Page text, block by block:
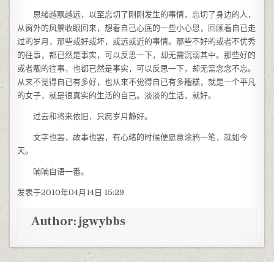
思绪越飘越远，以至忘切了刚刚发生的事情，忘切了身边的人，
从窗外的风景收眼回来，想着自已心底的一些小心思，回顾着自已走
过的岁月，那些或好或坏，或远或近的事情。那些不好的或者不优秀
的往事，都已然是事实，可以反思一下，却无需沉溺其中。那些好的
或者靓的往事，也都已然是事实，可以反思一下，却无需念念不忘。
从来不觉得自已有多好，也从来不觉得自已有多糟糕，就是一个平凡
的女子，就是很真实的生活的自已。淡淡的生活，就好。
过去和将来依旧，只愿岁月静好。
文字也罢，故事也罢，有心绪的时候便愿意涂鸦一笔，就如今
天。
喃喃自语一番。
发表于2010年04月14日 15:29
Author:jgwybbs